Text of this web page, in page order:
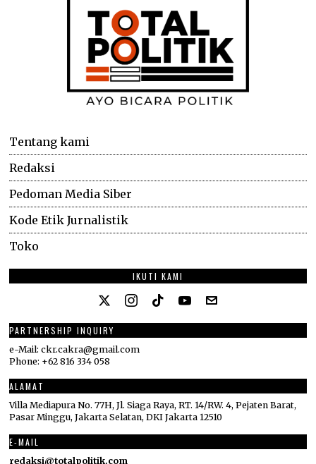
Tentang kami
Redaksi
Pedoman Media Siber
Kode Etik Jurnalistik
Toko
IKUTI KAMI
PARTNERSHIP INQUIRY
e-Mail: ckr.cakra@gmail.com
Phone: +62 816 334 058
ALAMAT
Villa Mediapura No. 77H, Jl. Siaga Raya, RT. 14/RW. 4, Pejaten Barat,
Pasar Minggu, Jakarta Selatan, DKI Jakarta 12510
E-MAIL
redaksi@totalpolitik.com